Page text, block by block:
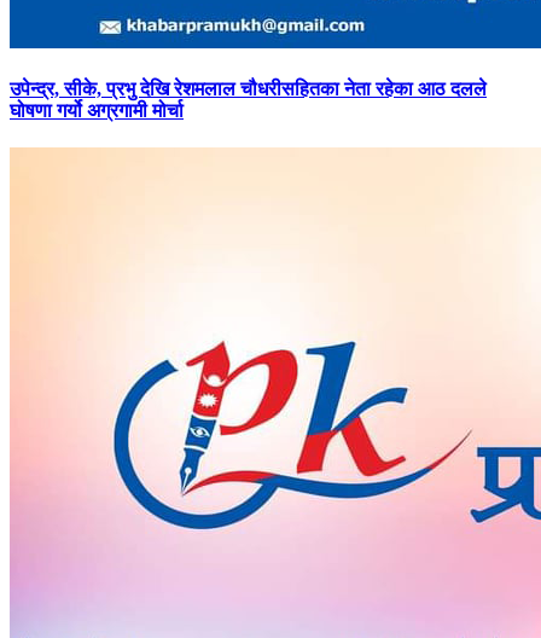
उपेन्द्र,सीके, प्रभु देखि रेशमलाल चौधरीसहितका नेता रहेका आठ दलले
घोषणा गर्यो अग्रगामी मोर्चा